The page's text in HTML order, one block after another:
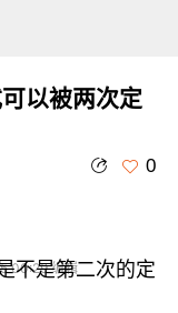
以被两次定
0
00:29 编辑
不是第二次的定